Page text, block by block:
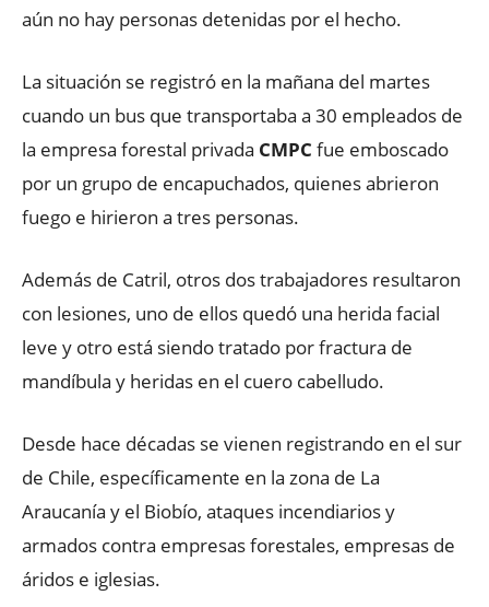
aún no hay personas detenidas por el hecho.
La situación se registró en la mañana del martes
cuando un bus que transportaba a 30 empleados de
la empresa forestal privada CMPC fue emboscado
por un grupo de encapuchados, quienes abrieron
fuego e hirieron a tres personas.
Además de Catril, otros dos trabajadores resultaron
con lesiones, uno de ellos quedó una herida facial
leve y otro está siendo tratado por fractura de
mandíbula y heridas en el cuero cabelludo.
Desde hace décadas se vienen registrando en el sur
de Chile, específicamente en la zona de La
Araucanía y el Biobío, ataques incendiarios y
armados contra empresas forestales, empresas de
áridos e iglesias.